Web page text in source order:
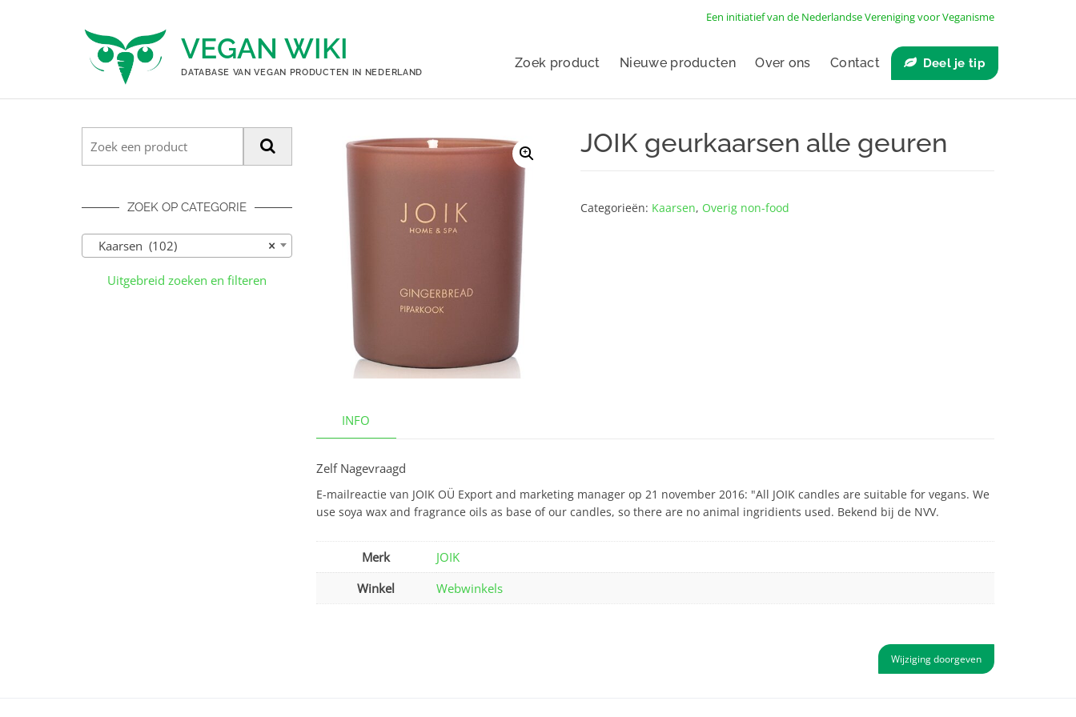
Een initiatief van de Nederlandse Vereniging voor Veganisme
VEGAN WIKI
DATABASE VAN VEGAN PRODUCTEN IN NEDERLAND
Zoek product Nieuwe producten Over ons Contact Deel je tip
JOIK geurkaarsen alle geuren
Categorieën: Kaarsen, Overig non-food
INFO
Zelf Nagevraagd
E-mailreactie van JOIK OÜ Export and marketing manager op 21 november 2016: "All JOIK candles are suitable for vegans. We
use soya wax and fragrance oils as base of our candles, so there are no animal ingridients used. Bekend bij de NVV.
Merk
JOIK
Winkel
Webwinkels
Wijziging doorgeven
ZOEK OP CATEGORIE
×
Kaarsen (102)
Uitgebreid zoeken en filteren